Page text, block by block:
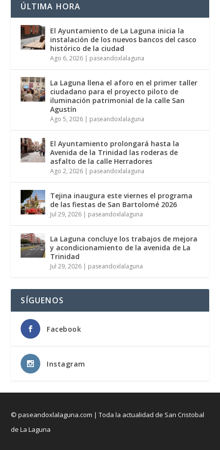
ÚLTIMA HORA
El Ayuntamiento de La Laguna inicia la
instalación de los nuevos bancos del casco
histórico de la ciudad
Ago 6, 2026 | paseandoxlalaguna
La Laguna llena el aforo en el primer taller
ciudadano para el proyecto piloto de
iluminación patrimonial de la calle San
Agustín
Ago 5, 2026 | paseandoxlalaguna
El Ayuntamiento prolongará hasta la
Avenida de la Trinidad las roderas de
asfalto de la calle Herradores
Ago 2, 2026 | paseandoxlalaguna
Tejina inaugura este viernes el programa
de las fiestas de San Bartolomé 2026
Jul 29, 2026 | paseandoxlalaguna
La Laguna concluye los trabajos de mejora
y acondicionamiento de la avenida de La
Trinidad
Jul 29, 2026 | paseandoxlalaguna
SÍGUENOS
Facebook
Instagram
© paseandoxlalaguna.com | Toda la actualidad de San Cristobal
de La Laguna